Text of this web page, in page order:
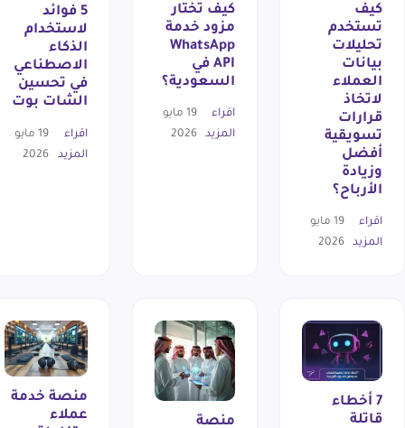
كيف
تستخدم
تحليلات
بيانات
العملاء
لاتخاذ
قرارات
تسويقية
أفضل
وزيادة
الأرباح؟
اقراء
المزيد
19 مايو
2026
كيف تختار
مزود خدمة
WhatsApp
API في
السعودية؟
اقراء
المزيد
19 مايو
2026
5 فوائد
لاستخدام
الذكاء
الاصطناعي
في تحسين
الشات بوت
اقراء
المزيد
19 مايو
2026
7 أخطاء
قاتلة
منصة
منصة خدمة
عملاء